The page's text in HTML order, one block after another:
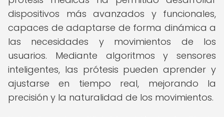
dispositivos más avanzados y funcionales,
capaces de adaptarse de forma dinámica a
las necesidades y movimientos de los
usuarios. Mediante algoritmos y sensores
inteligentes, las prótesis pueden aprender y
ajustarse en tiempo real, mejorando la
precisión y la naturalidad de los movimientos.